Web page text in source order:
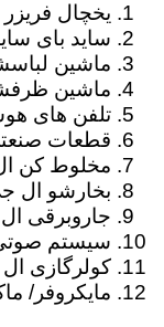
یخچال
ساید بای
ماشین
ماشین
تلفن های
قطعات
مخلوط کن
بخارشو ال
جاروبرقی
سیستم
کولرگازی
مایکروفر/